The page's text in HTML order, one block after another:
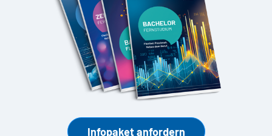
Infopaket anfordern